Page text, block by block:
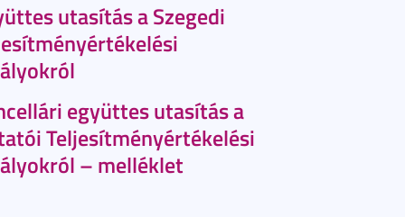
utasítás a Szegedi
együttes utasítás a
Teljesítményértékelési
– melléklet